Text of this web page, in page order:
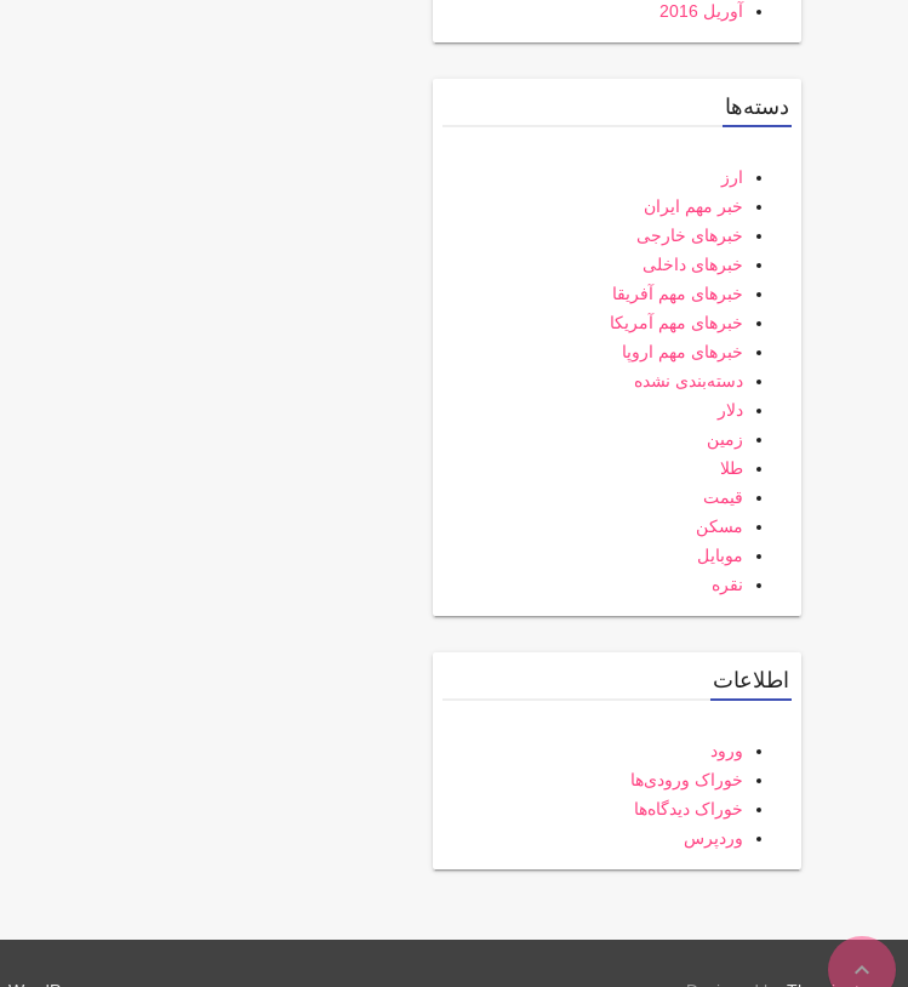
expand_less
آوریل 2016
دسته‌ها
ارز
خبر مهم ایران
خبرهای خارجی
خبرهای داخلی
خبرهای مهم آفریقا
خبرهای مهم آمریکا
خبرهای مهم اروپا
دسته‌بندی نشده
دلار
زمین
طلا
قیمت
مسکن
موبایل
نقره
اطلاعات
ورود
خوراک ورودی‌ها
خوراک دیدگاه‌ها
وردپرس